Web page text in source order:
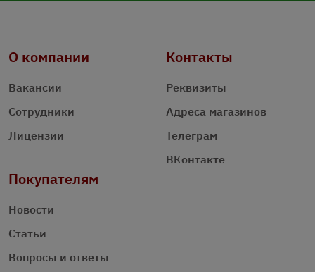
О компании
Вакансии
Сотрудники
Лицензии
Контакты
Реквизиты
Адреса магазинов
Телеграм
ВКонтакте
Покупателям
Новости
Статьи
Вопросы и ответы